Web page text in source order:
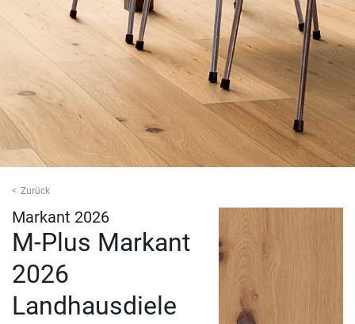
Zurück
Markant 2026
M-Plus Markant
2026
Landhausdiele